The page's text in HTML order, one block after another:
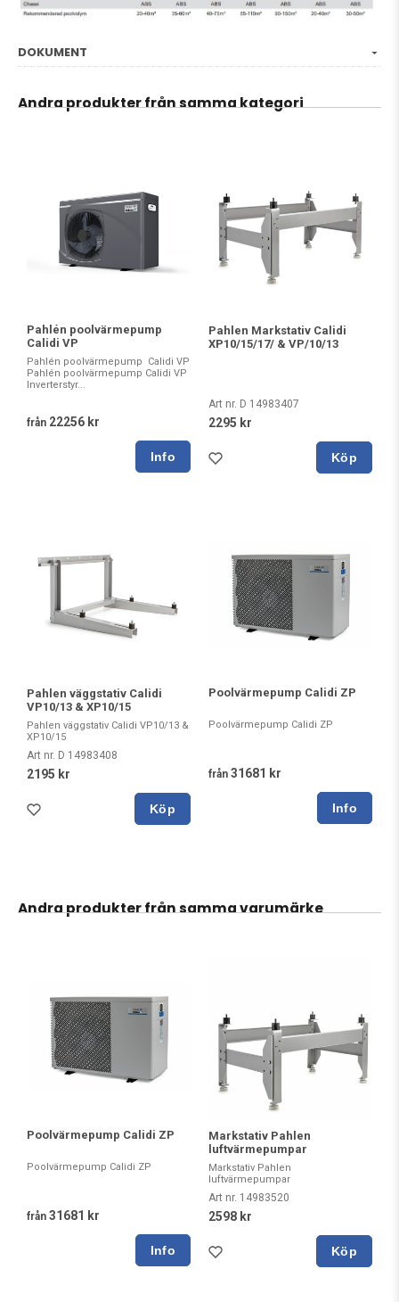
DOKUMENT
Andra produkter från samma kategori
Pahlén poolvärmepump
Calidi VP
Pahlén poolvärmepump Calidi VP
Pahlén poolvärmepump Calidi VP
Inverterstyr...
från 22256 kr
Pahlen Markstativ Calidi
XP10/15/17/ & VP/10/13
Art nr. D 14983407
2295 kr
Köp
Pahlen väggstativ Calidi
VP10/13 & XP10/15
Pahlen väggstativ Calidi VP10/13 &
XP10/15
Art nr. D 14983408
2195 kr
Köp
Poolvärmepump Calidi ZP
Poolvärmepump Calidi ZP
från 31681 kr
Andra produkter från samma varumärke
Poolvärmepump Calidi ZP
Poolvärmepump Calidi ZP
från 31681 kr
Markstativ Pahlen
luftvärmepumpar
Markstativ Pahlen
luftvärmepumpar
Art nr. 14983520
2598 kr
Köp